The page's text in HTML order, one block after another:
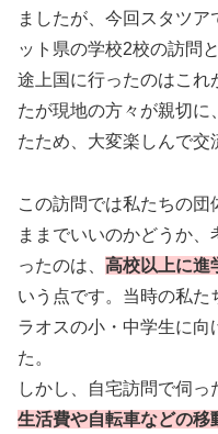
ましたが、今回スタツ
ット県の学校2校の訪問
途上国に行ったのはこれ
たが現地の方々が親切に
たため、大変楽しんで交
この訪問では私たちの
ままでいいのかどうか
ったのは、 高校以上に進
いう点です。当時の私た
ラオスの小・中学生に向
た。
しかし、自宅訪問で伺
生活費や自転車などの移